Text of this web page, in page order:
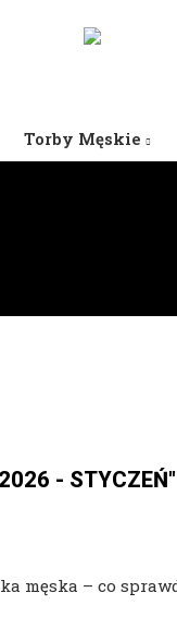
Torby Męskie
- STYCZEŃ"